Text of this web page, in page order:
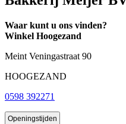
Waar kunt u ons vinden?
Winkel Hoogezand
Meint Veningastraat 90
HOOGEZAND
0598 392271
Openingstijden